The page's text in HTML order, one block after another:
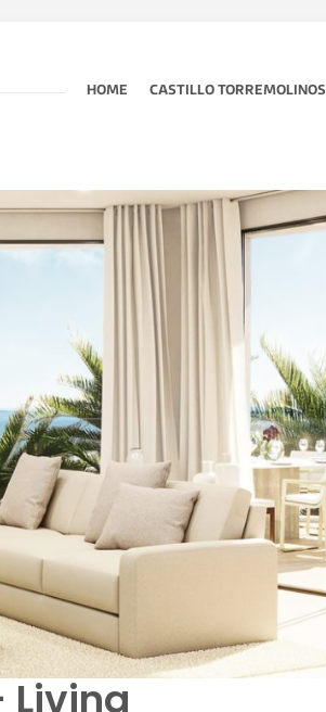
HOME CASTILLO TORREMOLINOS
Living